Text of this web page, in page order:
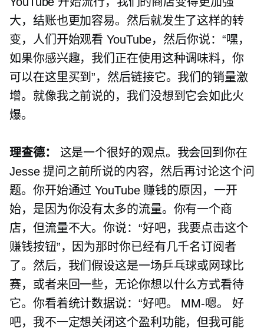
大，结账也更加容易。然后就发生了这样的转
变，人们开始观看 YouTube，然后你说：“嘿，
如果你感兴趣，我们正在使用这种调味料，你
可以在这里买到”，然后链接它。我们的销量激
增。就像我之前说的，我们没想到它会如此火
爆。
理查德：
这是一个很好的观点。我会回到你在
Jesse 提问之前所说的内容，然后再讨论这个问
题。你开始通过 YouTube 赚钱的原因，一开
始，是因为你没有太多的流量。你有一个商
店，但流量不大。你说：“好吧，我要点击这个
赚钱按钮”，因为那时你已经有几千名订阅者
了。然后，我们假设这是一场乒乓球或网球比
赛，或者来回一些，无论你想以什么方式看待
它。你看着统计数据说：“好吧。 MM-嗯。
好
吧，我不一定想关闭这个盈利功能，但我可能